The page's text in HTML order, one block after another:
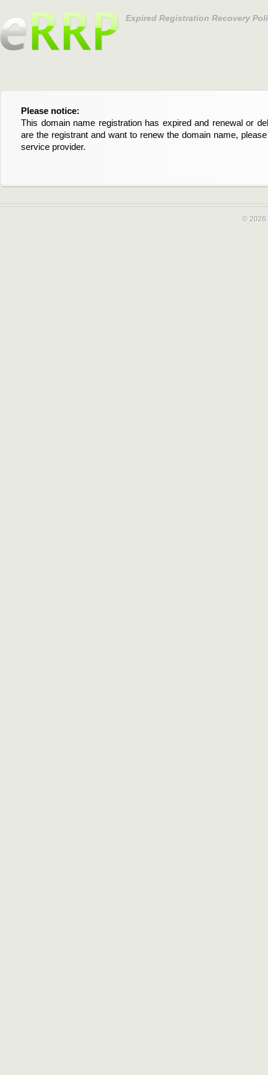
Expired Registration Recovery
Please notice:
This domain name registration has expired and renewal or
are the registrant and want to renew the domain name,
service provider.
Bitte beachten Sie:
Diese Domainregistrierung ist abgelaufen und die
Domain stehen an. Wenn Sie der Registrant sind und
verlängern möchten, kontaktieren Sie bitte Ihren Service-
© 2026